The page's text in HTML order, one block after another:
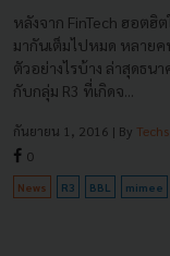
หลังจาก FinTech ฮอตฮิ
มากันเต็มไปหมด หลายค
ตัวอย่างไรบ้าง ล่าสุดธน
กับกลุ่ม R3 ที่เกิดจ...
กันยายน 1, 2016 | By
0
News R3 BBL mimee